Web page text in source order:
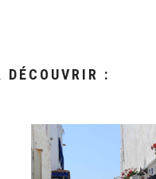
DÉCOUVRIR :